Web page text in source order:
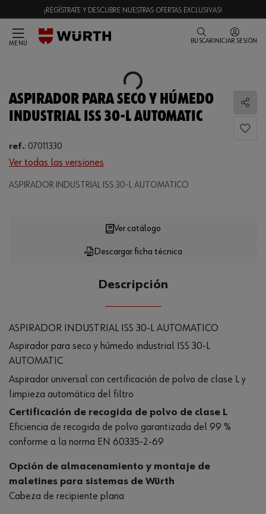
¡REGÍSTRATE Y DESCUBRE NUESTRAS OFERTAS EXCLUSIVAS!
MENÚ BUSCAR INICIAR SESIÓN
Loading...
ASPIRADOR PARA SECO Y HÚMEDO
INDUSTRIAL ISS 30-L AUTOMATIC
ref.: 07011330
Ver todas las versiones
ASPIRADOR INDUSTRIAL ISS 30-L AUTOMATICO
Descargar ficha técnica
Ver catálogo
Descripción
ASPIRADOR INDUSTRIAL ISS 30-L AUTOMATICO
Aspirador para seco y húmedo industrial ISS 30-L
AUTOMATIC
Aspirador universal con certificación de polvo de clase L y
limpieza automática del filtro
Certificación de recogida de polvo de clase L
Eficiencia de recogida de polvo garantizada del 99 %
conforme a la norma EN 60335-2-69
Opción de almacenamiento y montaje de
maletines para sistemas de Würth
Cabeza de recipiente plana